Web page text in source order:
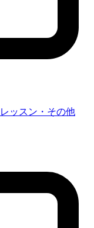
レッスン・その他